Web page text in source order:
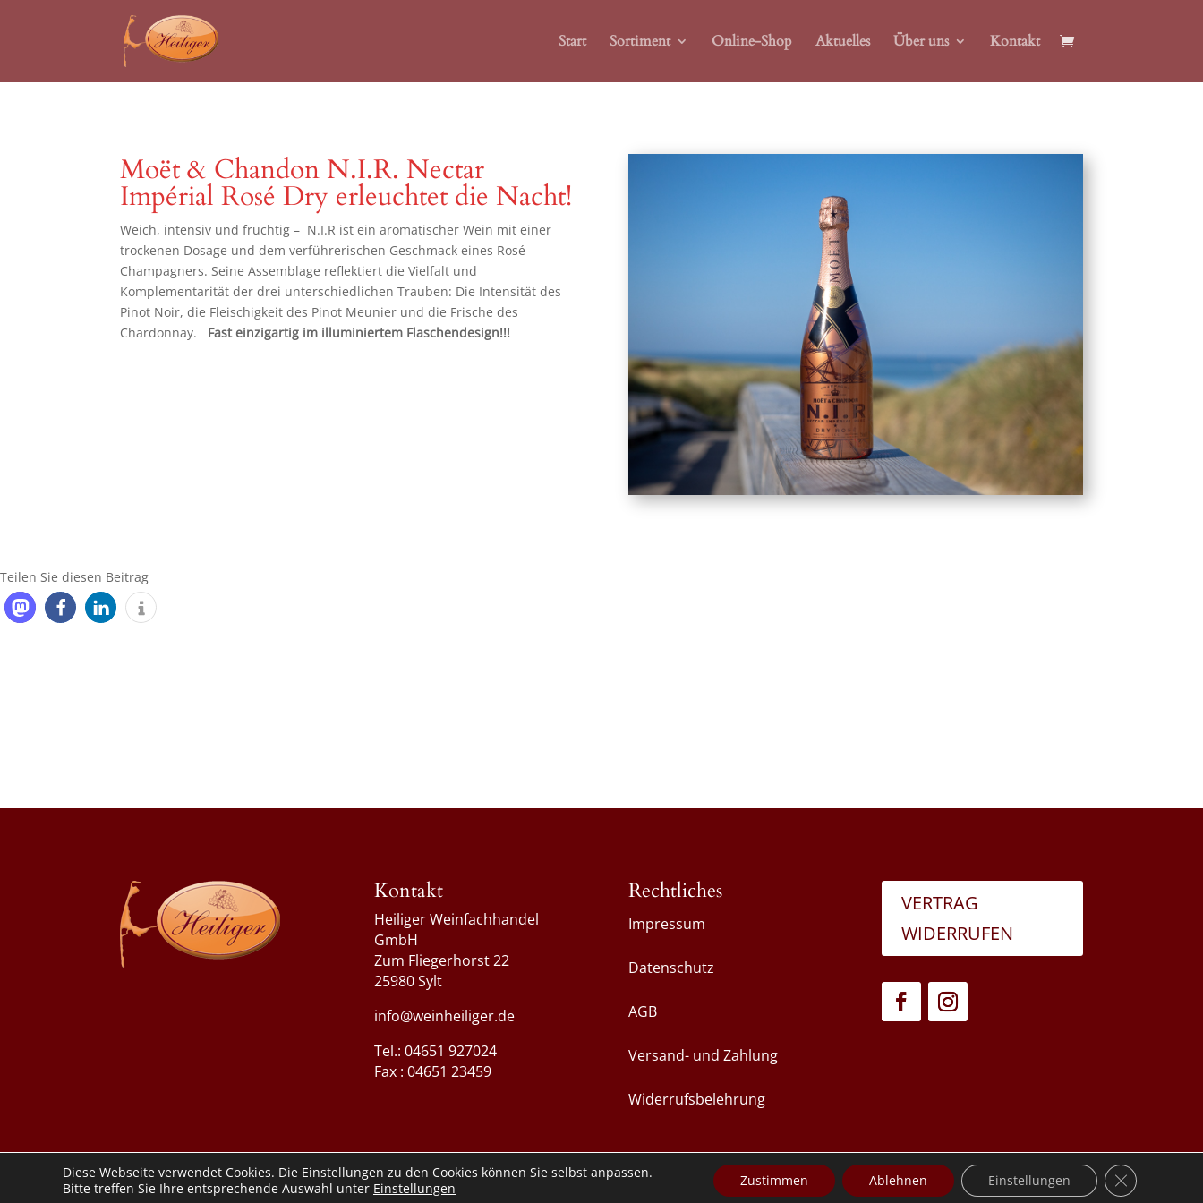
Start Sortiment Online-Shop Aktuelles Über uns Kontakt
Moët & Chandon N.I.R. Nectar
Impérial Rosé Dry erleuchtet die Nacht!
Weich, intensiv und fruchtig – N.I.R ist ein aromatischer Wein mit einer
trockenen Dosage und dem verführerischen Geschmack eines Rosé
Champagners. Seine Assemblage reflektiert die Vielfalt und
Komplementarität der drei unterschiedlichen Trauben: Die Intensität des
Pinot Noir, die Fleischigkeit des Pinot Meunier und die Frische des
Chardonnay. Fast einzigartig im illuminiertem Flaschendesign!!!
Teilen Sie diesen Beitrag
Kontakt
Heiliger Weinfachhandel
GmbH
Zum Fliegerhorst 22
25980 Sylt
info@weinheiliger.de
Tel.: 04651 927024
Fax : 04651 23459
Rechtliches
Impressum
Datenschutz
AGB
Versand- und Zahlung
Widerrufsbelehrung
VERTRAG
WIDERRUFEN
Diese Webseite verwendet Cookies. Die Einstellungen zu den Cookies können Sie selbst anpassen.
Bitte treffen Sie Ihre entsprechende Auswahl unter Einstellungen Zustimmen Ablehnen Einstellungen GDPR